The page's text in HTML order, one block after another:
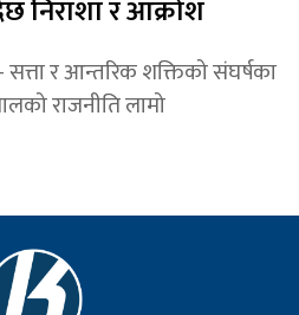
निराशा र आक्रोश
सत्ता र आन्तरिक शक्तिको संघर्षका
राजनीति लामो